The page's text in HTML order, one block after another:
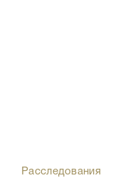
Расследования